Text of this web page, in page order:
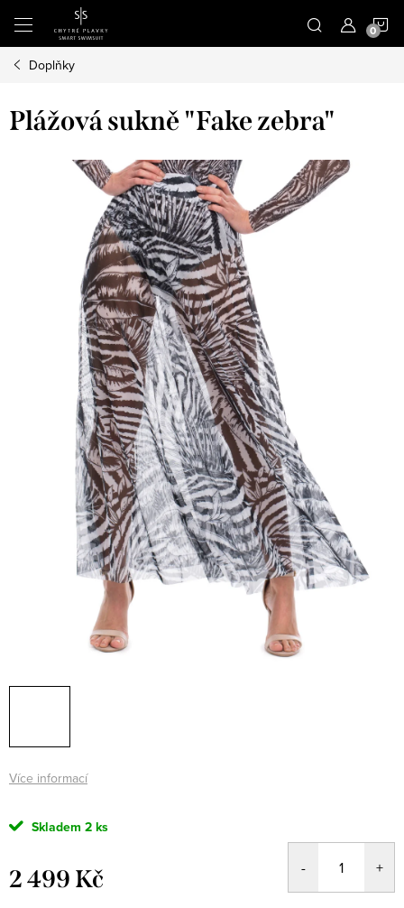
obsah
Doplňky
Plážová sukně "Fake zebra"
Více informací
Skladem 2 ks
2 499 Kč